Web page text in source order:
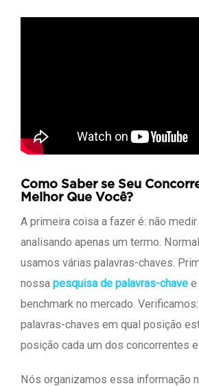
Como Saber se Seu
Melhor Que Você?
A primeira coisa a fazer é: não
analisando apenas um termo.
usamos várias palavras-chaves.
nossa pesquisa de palavras-chave
benchmark no mercado.
palavras-chaves em qual posição
posição cada um dos concorrentes
Nós organizamos essa informação